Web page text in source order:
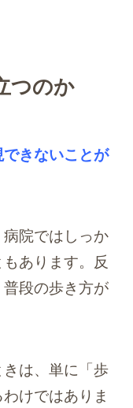
つのか
きないことが
院ではしっか
あります。反
段の歩き方が
は、単に「歩
けではありま